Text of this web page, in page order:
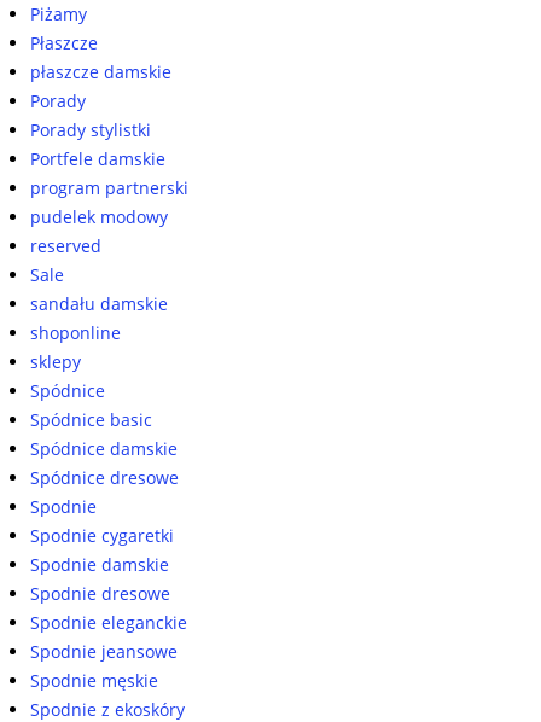
Piżamy
Płaszcze
płaszcze damskie
Porady
Porady stylistki
Portfele damskie
program partnerski
pudelek modowy
reserved
Sale
sandału damskie
shoponline
sklepy
Spódnice
Spódnice basic
Spódnice damskie
Spódnice dresowe
Spodnie
Spodnie cygaretki
Spodnie damskie
Spodnie dresowe
Spodnie eleganckie
Spodnie jeansowe
Spodnie męskie
Spodnie z ekoskóry